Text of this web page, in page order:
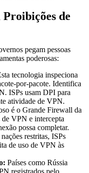
de
pegam pessoas
poderosas:
tecnologia inspeciona
por-pacote. Identifica
ISPs usam DPI para
atividade de VPN.
é o Grande Firewall da
de VPN e intercepta
possa completar.
restritas, ISPs
de uso de VPN às
Países como Rússia